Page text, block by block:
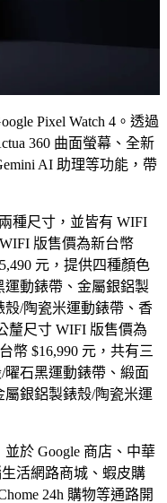
Pixel Watch 4。透過
360 曲面螢幕、全新
AI 助理等功能，帶
種尺寸，並皆有 WIFI
版售價為新台幣
元，提供四種顏色
動錶帶、金屬銀鋁製
/陶瓷米運動錶帶、香
釐尺寸 WIFI 版售價為
幣 $16,990 元，共有三
石黑運動錶帶、緞面
銀鋁製錶殼/陶瓷米運
並於 Google 商店、中華
活網路商城、蝦皮購
24h 購物等通路開